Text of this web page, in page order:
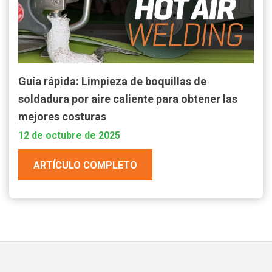
Guía rápida: Limpieza de boquillas de
soldadura por aire caliente para obtener las
mejores costuras
12 de octubre de 2025
ARTÍCULO COMPLETO